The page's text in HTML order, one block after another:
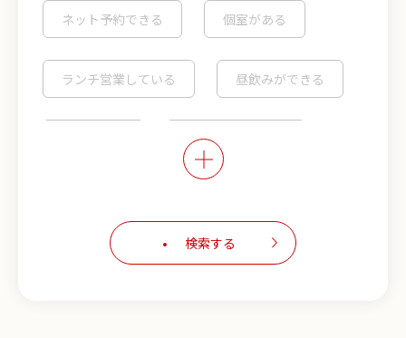
ネット予約できる 個室がある
ランチ営業している 昼飲みができる
こだわりの店内※
キャッシュレス決済対応
検索する